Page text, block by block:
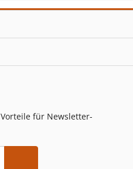
für Newsletter-